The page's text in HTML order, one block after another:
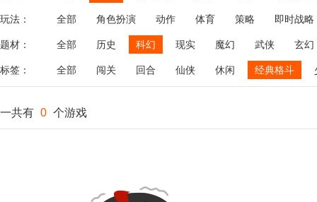
玩法： 全部 角色扮演 动作 体育 策略
即时战略
飞行
恋爱 第三人称射击 棋类 牌类 麻将
题材： 全部 历史 科幻 现实 魔幻 武侠 玄幻
标签： 全部 闯关 回合 仙侠 休闲 经典格斗
一共有 0 个游戏